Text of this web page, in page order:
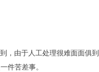
，由于人工处理很难面面俱
件苦差事。